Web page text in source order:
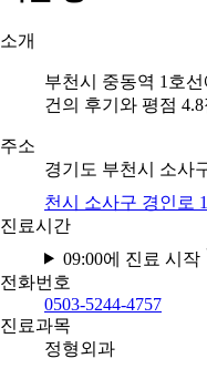
소개
부천시 중동역 1호
건의 후기와 평점
주소
경기도 부천시 소사
천시 소사구 경인로
진료시간
09:00에 진료 시작
전화번호
0503-5244-4757
진료과목
정형외과